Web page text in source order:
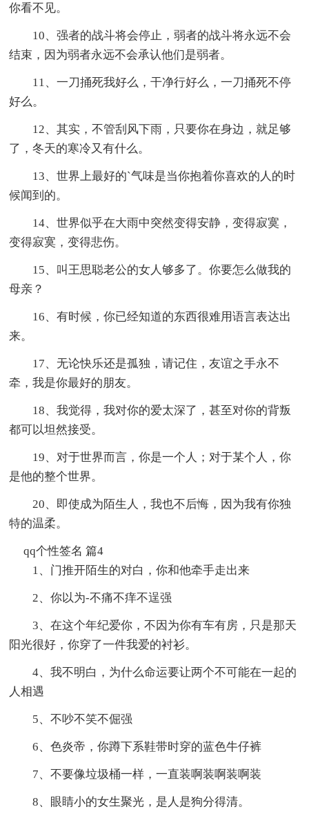
你看不见。
10、强者的战斗将会停止，弱者的战斗将永远不会
结束，因为弱者永远不会承认他们是弱者。
11、一刀捅死我好么，干净行好么，一刀捅死不停
好么。
12、其实，不管刮风下雨，只要你在身边，就足够
了，冬天的寒冷又有什么。
13、世界上最好的`气味是当你抱着你喜欢的人的时
候闻到的。
14、世界似乎在大雨中突然变得安静，变得寂寞，
变得寂寞，变得悲伤。
15、叫王思聪老公的女人够多了。你要怎么做我的
母亲？
16、有时候，你已经知道的东西很难用语言表达出
来。
17、无论快乐还是孤独，请记住，友谊之手永不
牵，我是你最好的朋友。
18、我觉得，我对你的爱太深了，甚至对你的背叛
都可以坦然接受。
19、对于世界而言，你是一个人；对于某个人，你
是他的整个世界。
20、即使成为陌生人，我也不后悔，因为我有你独
特的温柔。
qq个性签名 篇4
1、门推开陌生的对白，你和他牵手走出来
2、你以为-不痛不痒不逞强
3、在这个年纪爱你，不因为你有车有房，只是那天
阳光很好，你穿了一件我爱的衬衫。
4、我不明白，为什么命运要让两个不可能在一起的
人相遇
5、不吵不笑不倔强
6、色炎帝，你蹲下系鞋带时穿的蓝色牛仔裤
7、不要像垃圾桶一样，一直装啊装啊装啊装
8、眼睛小的女生聚光，是人是狗分得清。